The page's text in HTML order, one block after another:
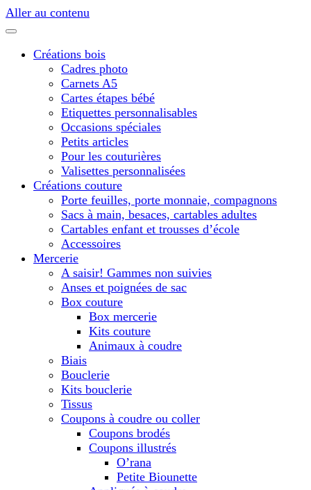
Aller au contenu
Créations bois
Cadres photo
Carnets A5
Cartes étapes bébé
Etiquettes personnalisables
Occasions spéciales
Petits articles
Pour les couturières
Valisettes personnalisées
Créations couture
Porte feuilles, porte monnaie, compagnons
Sacs à main, besaces, cartables adultes
Cartables enfant et trousses d’école
Accessoires
Mercerie
A saisir! Gammes non suivies
Anses et poignées de sac
Box couture
Box mercerie
Kits couture
Animaux à coudre
Biais
Bouclerie
Kits bouclerie
Tissus
Coupons à coudre ou coller
Coupons brodés
Coupons illustrés
O’rana
Petite Biounette